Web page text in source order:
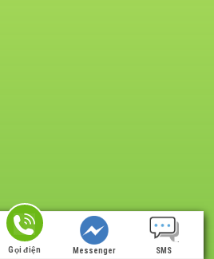
Gọi điện Messenger SMS